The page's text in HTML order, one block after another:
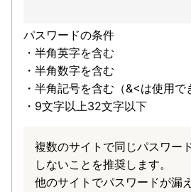
パスワードの条件
・半角英字を含む
・半角数字を含む
・半角記号を含む（&<は使用で
・9文字以上32文字以下
複数のサイトで同じパスワー
しないことを推奨します。
他のサイトでパスワードが漏